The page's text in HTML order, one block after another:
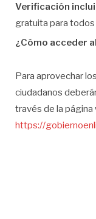
Verificación
gratuita para todos
¿Cómo acceder
Para aprovechar
ciudadanos
través de la página
https://